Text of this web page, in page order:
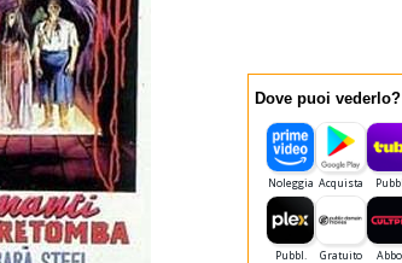
Dove puoi vederlo?